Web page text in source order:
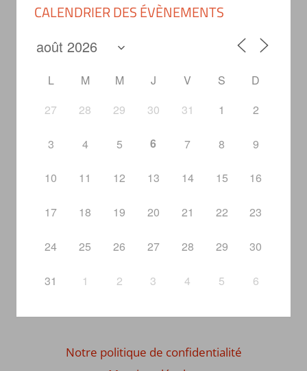
CALENDRIER DES ÉVÈNEMENTS
L M M J V S
D
27
28 29 30 31 1 2
3 4 5 6 7 8 9
10 11 12 13 14 15 16
17 18 19 20 21 22 23
24 25 26 27 28 29 30
31 1 2 3 4 5 6
Notre politique de confidentialité